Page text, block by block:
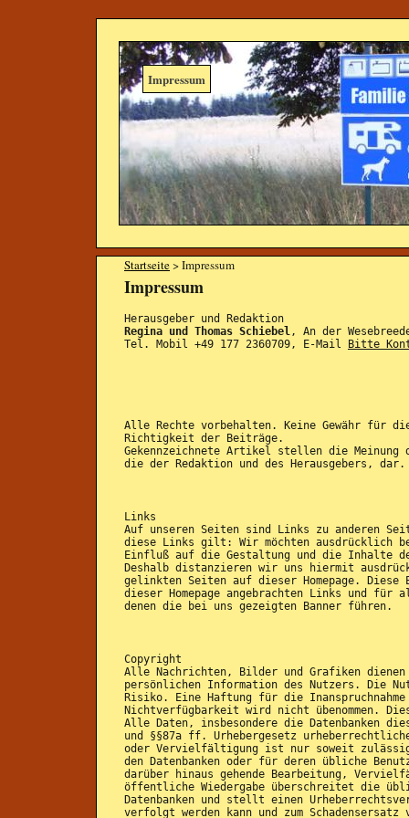
Impressum
Startseite> Impressum
Impressum
Herausgeber und Redaktion
Regina und Thomas Schiebel, An der
Tel. Mobil +49 177 2360709, E-Mail
Bitte
Alle Rechte vorbehalten. Keine Gewähr für
Richtigkeit der Beiträge.
Gekennzeichnete Artikel stellen die Meinung
die der Redaktion und des Herausgebers, dar.
Links
Auf unseren Seiten sind Links zu anderen
diese Links gilt: Wir möchten ausdrücklich
Einfluß auf die Gestaltung und die Inhalte
Deshalb distanzieren wir uns hiermit
gelinkten Seiten auf dieser Homepage.
dieser Homepage angebrachten Links und
denen die bei uns gezeigten Banner führen.
Copyright
Alle Nachrichten, Bilder und Grafiken
persönlichen Information des Nutzers. Die
Risiko. Eine Haftung für die
Nichtverfügbarkeit wird nicht übenommen.
Alle Daten, insbesondere die Datenbanken
und §§87a ff. Urhebergesetz
oder Vervielfältigung ist nur soweit
den Datenbanken oder für deren übliche
darüber hinaus gehende Bearbeitung,
öffentliche Wiedergabe überschreitet die
Datenbanken und stellt einen
verfolgt werden kann und zum